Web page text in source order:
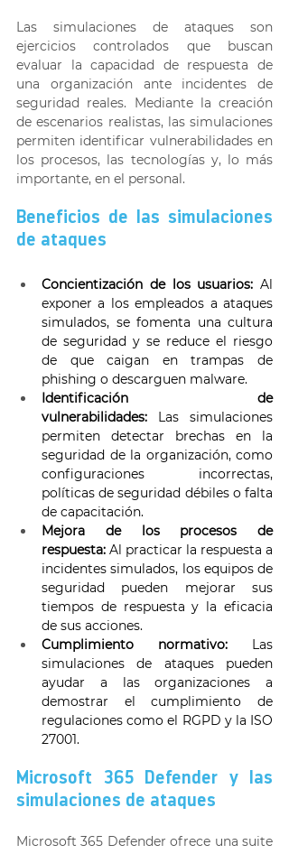
Las simulaciones de ataques son
ejercicios controlados que buscan
evaluar la capacidad de respuesta de
una organización ante incidentes de
seguridad reales. Mediante la creación
de escenarios realistas, las simulaciones
permiten identificar vulnerabilidades en
los procesos, las tecnologías y, lo más
importante, en el personal.
Beneficios de las simulaciones
de ataques
Concientización de los usuarios: Al
exponer a los empleados a ataques
simulados, se fomenta una cultura
de seguridad y se reduce el riesgo
de que caigan en trampas de
phishing o descarguen malware.
Identificación de
vulnerabilidades: Las simulaciones
permiten detectar brechas en la
seguridad de la organización, como
configuraciones incorrectas,
políticas de seguridad débiles o falta
de capacitación.
Mejora de los procesos de
respuesta: Al practicar la respuesta a
incidentes simulados, los equipos de
seguridad pueden mejorar sus
tiempos de respuesta y la eficacia
de sus acciones.
Cumplimiento normativo: Las
simulaciones de ataques pueden
ayudar a las organizaciones a
demostrar el cumplimiento de
regulaciones como el RGPD y la ISO
27001.
Microsoft 365 Defender y las
simulaciones de ataques
Microsoft 365 Defender ofrece una suite